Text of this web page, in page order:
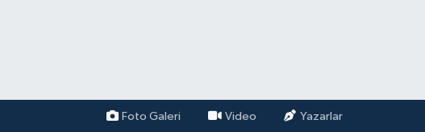
Foto Galeri Video Yazarlar